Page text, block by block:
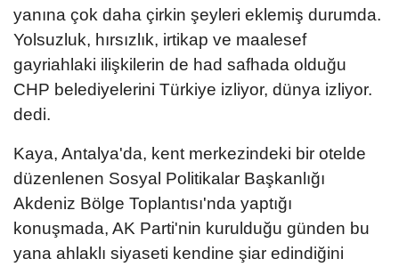
yanına çok daha çirkin şeyleri eklemiş durumda.
Yolsuzluk, hırsızlık, irtikap ve maalesef
gayriahlaki ilişkilerin de had safhada olduğu
CHP belediyelerini Türkiye izliyor, dünya izliyor.
dedi.
Kaya, Antalya'da, kent merkezindeki bir otelde
düzenlenen Sosyal Politikalar Başkanlığı
Akdeniz Bölge Toplantısı'nda yaptığı
konuşmada, AK Parti'nin kurulduğu günden bu
yana ahlaklı siyaseti kendine şiar edindiğini